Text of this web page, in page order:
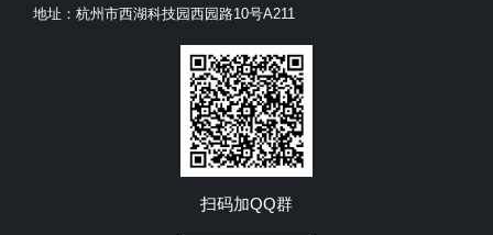
地址：杭州市西湖科技园西园路10号A211
扫码加QQ群